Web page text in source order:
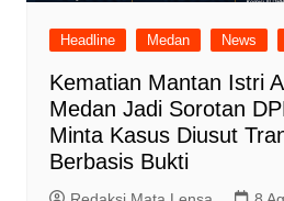
Headline Medan News
Kematian Mantan Istri
Medan Jadi Sorotan
Minta Kasus Diusut
Berbasis Bukti